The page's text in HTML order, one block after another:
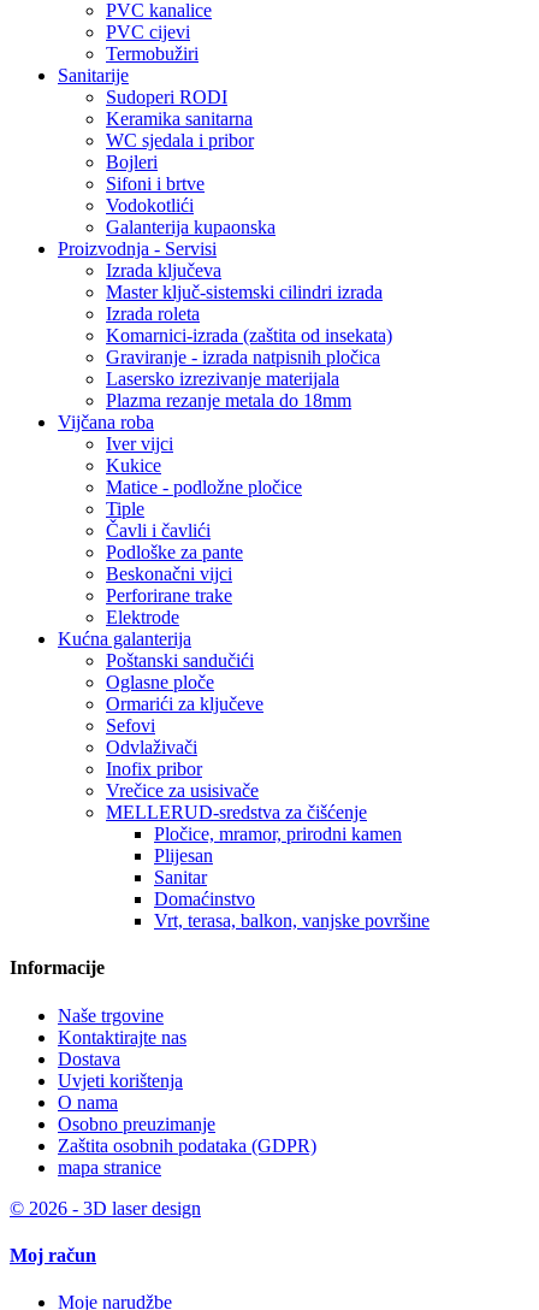
PVC kanalice
PVC cijevi
Termobužiri
Sanitarije
Sudoperi RODI
Keramika sanitarna
WC sjedala i pribor
Bojleri
Sifoni i brtve
Vodokotlići
Galanterija kupaonska
Proizvodnja - Servisi
Izrada ključeva
Master ključ-sistemski cilindri izrada
Izrada roleta
Komarnici-izrada (zaštita od insekata)
Graviranje - izrada natpisnih pločica
Lasersko izrezivanje materijala
Plazma rezanje metala do 18mm
Vijčana roba
Iver vijci
Kukice
Matice - podložne pločice
Tiple
Čavli i čavlići
Podloške za pante
Beskonačni vijci
Perforirane trake
Elektrode
Kućna galanterija
Poštanski sandučići
Oglasne ploče
Ormarići za ključeve
Sefovi
Odvlaživači
Inofix pribor
Vrečice za usisivače
MELLERUD-sredstva za čišćenje
Pločice, mramor, prirodni kamen
Plijesan
Sanitar
Domaćinstvo
Vrt, terasa, balkon, vanjske površine
Informacije
Naše trgovine
Kontaktirajte nas
Dostava
Uvjeti korištenja
O nama
Osobno preuzimanje
Zaštita osobnih podataka (GDPR)
mapa stranice
© 2026 - 3D laser design
Moj račun
Moje narudžbe